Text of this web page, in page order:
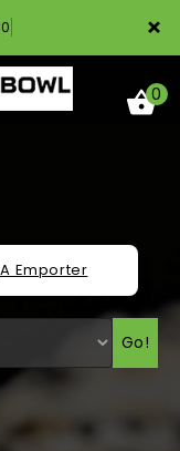
×
0
Emporter
Go!